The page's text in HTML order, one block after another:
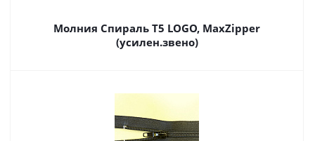
Молния Спираль Т5 LOGO, MaxZipper
(усилен.звено)